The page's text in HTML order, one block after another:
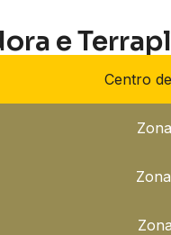
e
Centro